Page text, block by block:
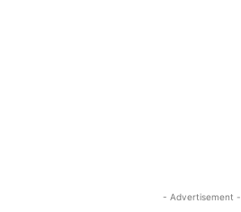
- Advertisement -